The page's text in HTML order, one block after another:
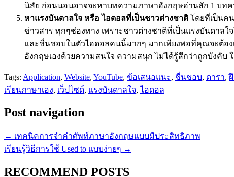
นิสัย ก่อนนอนอาจจะหาบทความภาษาอังกฤษอ่านสัก 1 บท
หาแรงบันดาลใจ หรือ ไอดอลที่เป็นชาวต่างชาติ โดยที่เป็นค
ข่าวสาร ทุกๆช่องทาง เพราะชาวต่างชาติที่เป็นแรงบันดา
และชื่นชอบในตัวไอดอลคนนี้มากๆ มากเพียงพอที่คุณจะต้อ
อังกฤษเองด้วยความสนใจ ความสนุก ไม่ได้รู้สึกว่าถูกบังคั
Tags: Application, Website, YouTube, ข้อเสนอแนะ, ชื่นชอบ, ดารา,
เรียนภาษาเอง, เว็ปไซด์, แรงบันดาลใจ,ไอดอล
Post navigation
← เทคนิคการจำคำศัพท์ภาษาอังกฤษแบบมีประสิทธิภาพ
เรียนรู้วิธีการใช้ Used to แบบง่ายๆ →
RECOMMEND POSTS